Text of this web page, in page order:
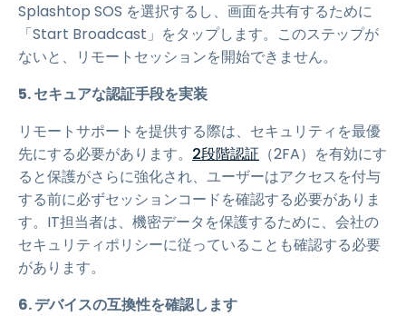
Splashtop SOS を選択するし、画面を共有するために
「Start Broadcast」をタップします。このステップが
ないと、リモートセッションを開始できません。
5. セキュアな認証手段を実装
リモートサポートを提供する際は、セキュリティを最優
先にする必要があります。 2段階認証 （2FA）を有効にす
ると保護がさらに強化され、ユーザーはアクセスを付与
する前に必ずセッションコードを確認する必要がありま
す。IT担当者は、機密データを保護するために、会社の
セキュリティポリシーに従っていることも確認する必要
があります。
6. デバイスの互換性を確認します